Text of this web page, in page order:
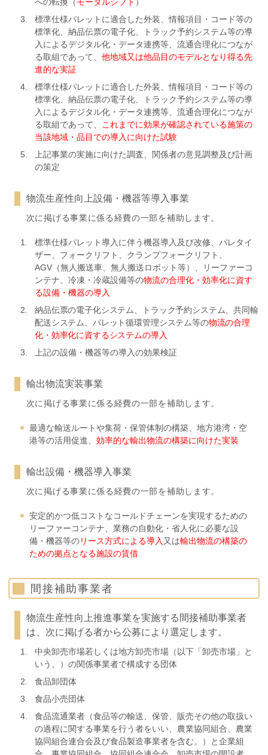
標準仕様パレットに適合した外装、情報項目・コード等の
標準化、納品伝票の電子化、トラック予約システム等の導
入によるデジタル化・データ連携等、流通合理化につなが
る取組であって、他地域又は他品目のモデルとなり得る先
進的な実証
標準仕様パレットに適合した外装、情報項目・コード等の
標準化、納品伝票の電子化、トラック予約システム等の導
入によるデジタル化・データ連携等、流通合理化につなが
る取組であって、
これまでに効果が確認されている施策の
当該地域・品目での導入に向けた試験
上記事業の実施に向けた調査、関係者の意見調整及び計画
の策定
物流生産性向上設備・機器等導入事業
次に掲げる事業に係る経費の一部を補助します。
標準仕様パレット導入に伴う機器導入及び改修、パレタイ
ザー、フォークリフト、クランプフォークリフト、
AGV（無人搬送車、無人搬送ロボット等）、リーファーコ
ンテナ、冷凍・冷蔵設備等の物流の合理化・効率化に資す
る設備・機器の導入
納品伝票の電子化システム、トラック予約システム、共同輸
配送システム、パレット循環管理システム等の物流の合理
化・効率化に資するシステムの導入
上記の設備・機器等の導入の効果検証
輸出物流実装事業
次に掲げる事業に係る経費の一部を補助します。
最適な輸送ルートや集荷・保管体制の構築、地方港湾・空
港等の活用促進、効率的な輸出物流の構築に向けた実装
輸出設備・機器導入事業
次に掲げる事業に係る経費の一部を補助します。
安定的かつ低コストなコールドチェーンを実現するための
リーファーコンテナ、業務の自動化・省人化に必要な設
備・機器等のリース方式による導入 又は輸出物流の構築の
ための拠点となる施設の賃借
間接補助事業者
物流生産性向上推進事業を実施する間接補助事業者
は、次に掲げる者から公募により選定します。
中央卸売市場若しくは地方卸売市場（以下「卸売市場」と
いう。）の関係事業者で構成する団体
食品卸団体
食品小売団体
食品流通業者（食品等の輸送、保管、販売その他の取扱い
の過程に関する事業を行う者をいい、農業協同組合、農業
協同組合連合会及び食品製造事業者を含む。）と企業組